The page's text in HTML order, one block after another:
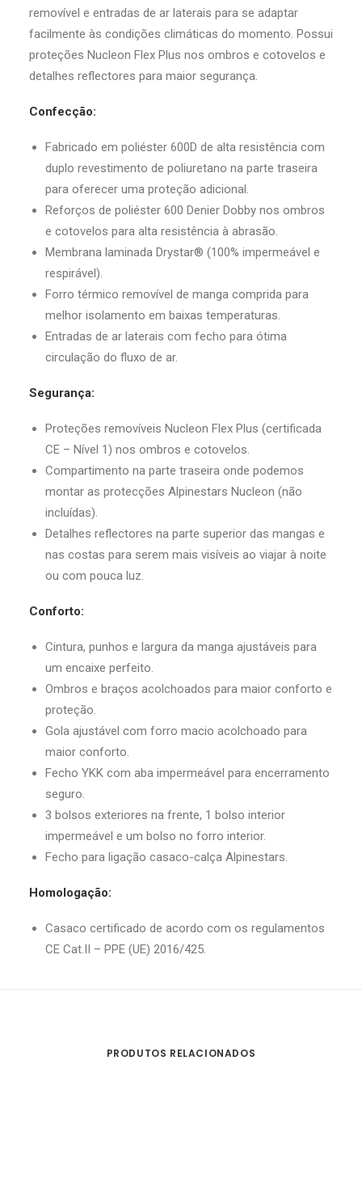
removível e entradas de ar laterais para se adaptar
facilmente às condições climáticas do momento. Possui
proteções Nucleon Flex Plus nos ombros e cotovelos e
detalhes reflectores para maior segurança.
Confecção:
Fabricado em poliéster 600D de alta resistência com
duplo revestimento de poliuretano na parte traseira
para oferecer uma proteção adicional.
Reforços de poliéster 600 Denier Dobby nos ombros
e cotovelos para alta resistência à abrasão.
Membrana laminada Drystar® (100% impermeável e
respirável).
Forro térmico removível de manga comprida para
melhor isolamento em baixas temperaturas.
Entradas de ar laterais com fecho para ótima
circulação do fluxo de ar.
Segurança:
Proteções removíveis Nucleon Flex Plus (certificada
CE – Nível 1) nos ombros e cotovelos.
Compartimento na parte traseira onde podemos
montar as protecções Alpinestars Nucleon (não
incluídas).
Detalhes reflectores na parte superior das mangas e
nas costas para serem mais visíveis ao viajar à noite
ou com pouca luz.
Conforto:
Cintura, punhos e largura da manga ajustáveis ​​para
um encaixe perfeito.
Ombros e braços acolchoados para maior conforto e
proteção.
Gola ajustável com forro macio acolchoado para
maior conforto.
Fecho YKK com aba impermeável para encerramento
seguro.
3 bolsos exteriores na frente, 1 bolso interior
impermeável e um bolso no forro interior.
Fecho para ligação casaco-calça Alpinestars.
Homologação:
Casaco certificado de acordo com os regulamentos
CE Cat.II – PPE (UE) 2016/425.
PRODUTOS RELACIONADOS